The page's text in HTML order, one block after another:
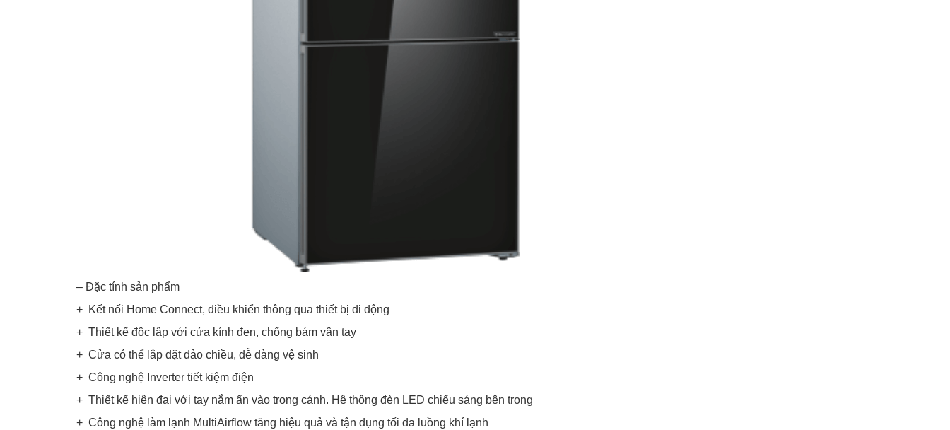
– Đặc tính sản phẩm
+ Kết nối Home Connect, điều khiển thông qua thiết bị di động
+ Thiết kế độc lập với cửa kính đen, chống bám vân tay
+ Cửa có thể lắp đặt đảo chiều, dễ dàng vệ sinh
+ Công nghệ Inverter tiết kiệm điện
+ Thiết kế hiện đại với tay nắm ẩn vào trong cánh. Hệ thông đèn LED chiếu sáng bên trong
+ Công nghệ làm lạnh MultiAirflow tăng hiệu quả và tận dụng tối đa luồng khí lạnh